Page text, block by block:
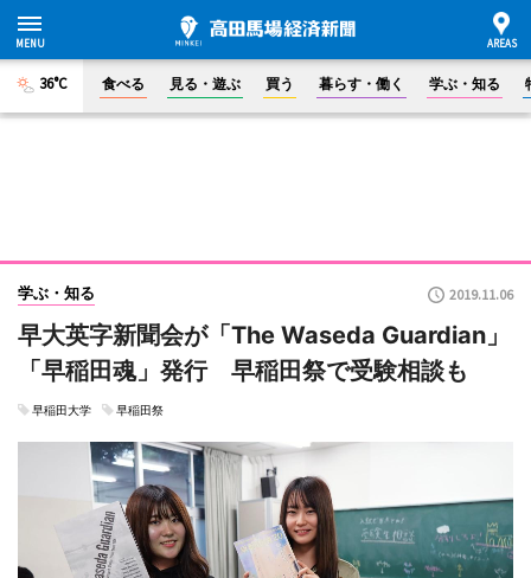
36°C 食べる 見る・遊ぶ 買う 暮らす・働く 学ぶ・知る
学ぶ・知る 2019.11.06
早大英字新聞会が「The Waseda Guardian」
「早稲田魂」発行 早稲田祭で受験相談も
早稲田大学 早稲田祭